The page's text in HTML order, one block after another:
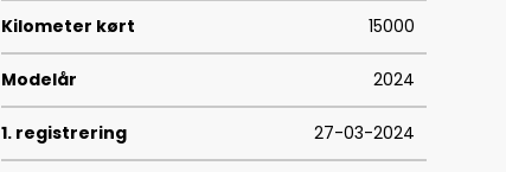
Kilometer kørt 15000
Modelår 2024
1. registrering 27-03-2024